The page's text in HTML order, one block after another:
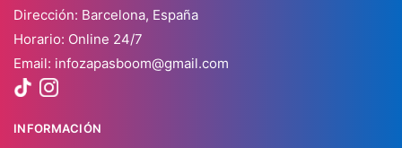
Dirección: Barcelona, España
Horario: Online 24/7
Email: infozapasboom@gmail.com
INFORMACIÓN